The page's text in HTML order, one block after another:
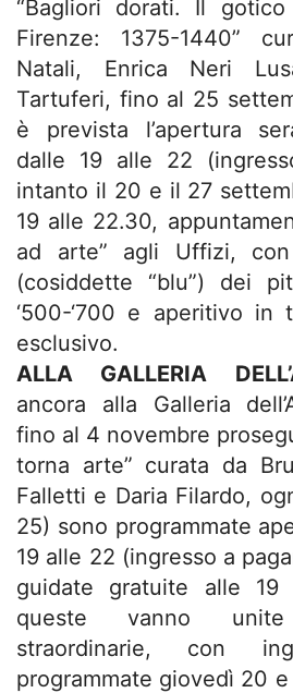
“Bagliori dorati. Il
Firenze: 1375-1440”
Natali, Enrica Neri
Tartuferi, fino al 25
è prevista l’apertura
dalle 19 alle 22
intanto il 20 e il 27
19 alle 22.30,
ad arte” agli Uffizi,
(cosiddette “blu”) dei
‘500-‘700 e aperitivo in
esclusivo.
ALLA GALLERIA
ancora alla Galleria
fino al 4 novembre
torna arte” curata da
Falletti e Daria Filardo,
25) sono programmate
19 alle 22 (ingresso a
guidate gratuite alle
queste vanno
straordinarie, con
programmate giovedì 20